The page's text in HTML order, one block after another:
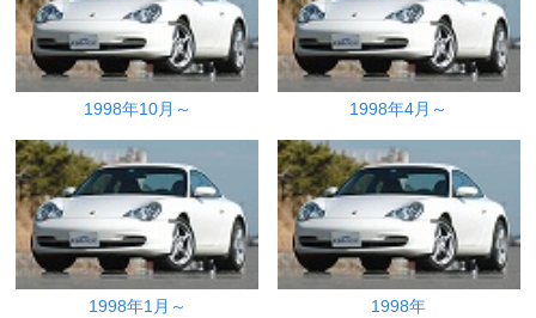
1998年10月～ 1998年4月～
1998年1月～ 1998年